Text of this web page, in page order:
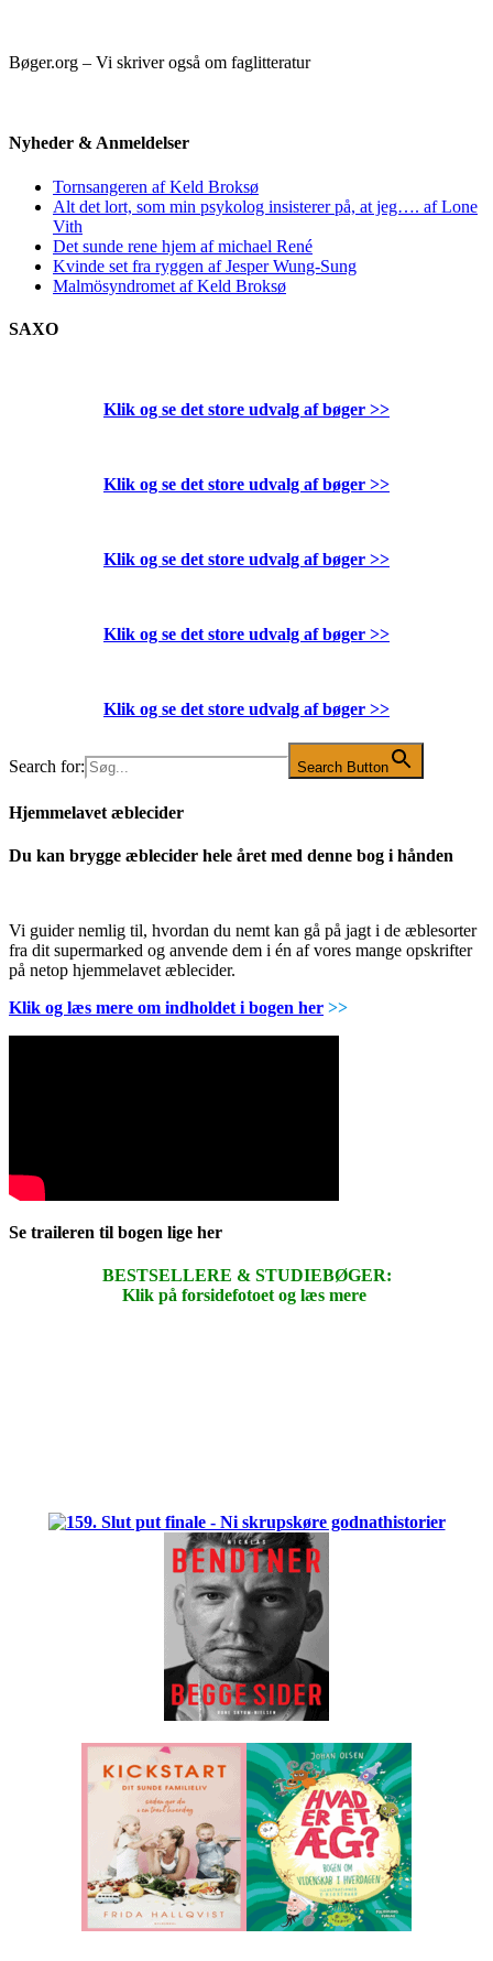
Bøger.org – Vi skriver også om faglitteratur
Nyheder & Anmeldelser
Tornsangeren af Keld Broksø
Alt det lort, som min psykolog insisterer på, at jeg…. af Lone
Vith
Det sunde rene hjem af michael René
Kvinde set fra ryggen af Jesper Wung-Sung
Malmösyndromet af Keld Broksø
SAXO
Klik og se det store udvalg af bøger >>
Klik og se det store udvalg af bøger >>
Klik og se det store udvalg af bøger >>
Klik og se det store udvalg af bøger >>
Klik og se det store udvalg af bøger >>
Search for: Search Button
Hjemmelavet æblecider
Du kan brygge æblecider hele året med denne bog i hånden
Vi guider nemlig til, hvordan du nemt kan gå på jagt i de æblesorter
fra dit supermarked og anvende dem i én af vores mange opskrifter
på netop hjemmelavet æblecider.
Klik og læs mere om indholdet i bogen her >>
Se traileren til bogen lige her
BESTSELLERE & STUDIEBØGER:
Klik på forsidefotoet og læs mere